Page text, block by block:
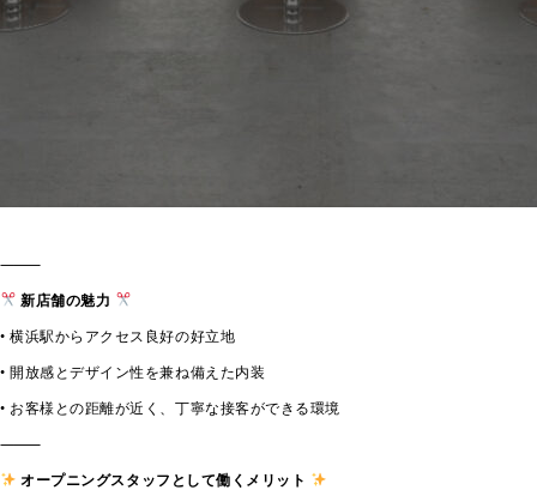
⸻
新店舗の魅力
• 横浜駅からアクセス良好の好立地
• 開放感とデザイン性を兼ね備えた内装
• お客様との距離が近く、丁寧な接客ができる環境
⸻
オープニングスタッフとして働くメリット